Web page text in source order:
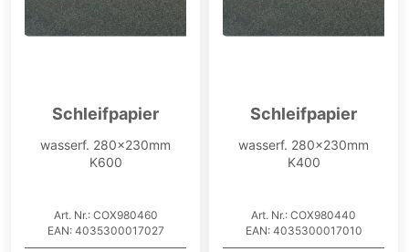
Schleifpapier
wasserf. 280x230mm
K600
Art. Nr.: COX980460
EAN: 4035300017027
Schleifpapier
wasserf. 280x230mm
K400
Art. Nr.: COX980440
EAN: 4035300017010